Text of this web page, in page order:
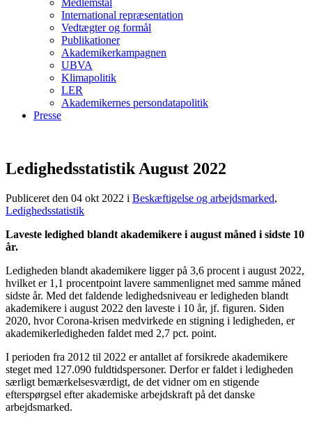
Medlemstal
International repræsentation
Vedtægter og formål
Publikationer
Akademikerkampagnen
UBVA
Klimapolitik
LER
Akademikernes persondatapolitik
Presse
Ledighedsstatistik August 2022
Publiceret den 04 okt 2022 i Beskæftigelse og arbejdsmarked,
Ledighedsstatistik
Laveste ledighed blandt akademikere i august måned i sidste 10
år.
Ledigheden blandt akademikere ligger på 3,6 procent i august 2022,
hvilket er 1,1 procentpoint lavere sammenlignet med samme måned
sidste år. Med det faldende ledighedsniveau er ledigheden blandt
akademikere i august 2022 den laveste i 10 år, jf. figuren. Siden
2020, hvor Corona-krisen medvirkede en stigning i ledigheden, er
akademikerledigheden faldet med 2,7 pct. point.
I perioden fra 2012 til 2022 er antallet af forsikrede akademikere
steget med 127.090 fuldtidspersoner. Derfor er faldet i ledigheden
særligt bemærkelsesværdigt, de det vidner om en stigende
efterspørgsel efter akademiske arbejdskraft på det danske
arbejdsmarked.